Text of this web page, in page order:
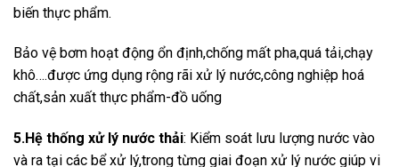
biến thực phẩm.
Bảo vệ bơm hoạt động ổn định,chống mất pha,quá tải,chạy
khô….được ứng dụng rộng rãi xử lý nước,công nghiệp hoá
chất,sản xuất thực phẩm-đồ uống
5.Hệ thống xử lý nước thải: Kiểm soát lưu lượng nước vào
và ra tại các bể xử lý,trong từng giai đoạn xử lý nước giúp vi